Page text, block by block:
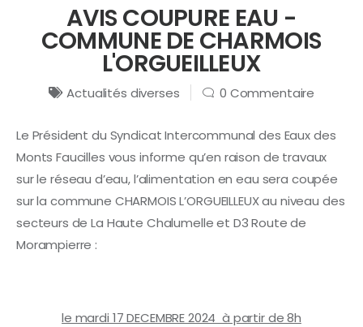
AVIS COUPURE EAU -
COMMUNE DE CHARMOIS
L'ORGUEILLEUX
Actualités diverses 0 Commentaire
Le Président du Syndicat Intercommunal des Eaux des
Monts Faucilles vous informe qu’en raison de travaux
sur le réseau d’eau, l’alimentation en eau sera coupée
sur la commune CHARMOIS L’ORGUEILLEUX au niveau des
secteurs de La Haute Chalumelle et D3 Route de
Morampierre :
le mardi 17 DECEMBRE 2024 à partir de 8h